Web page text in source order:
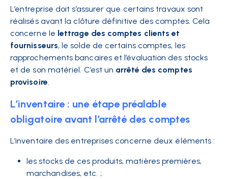
L’entreprise doit s’assurer que certains travaux sont
réalisés avant la clôture définitive des comptes. Cela
concerne le lettrage des comptes clients et
fournisseurs, le solde de certains comptes, les
rapprochements bancaires et l’évaluation des stocks
et de son matériel. C’est un arrêté des comptes
provisoire.
L’inventaire : une étape préalable
obligatoire avant l’arrêté des comptes
L’inventaire des entreprises concerne deux éléments :
les stocks de ces produits, matières premières,
marchandises, etc. ;